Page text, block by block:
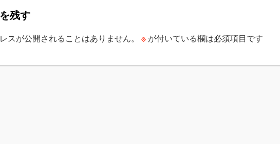
残す
スが公開されることはありません。 ※ が付いている欄は必須項目です